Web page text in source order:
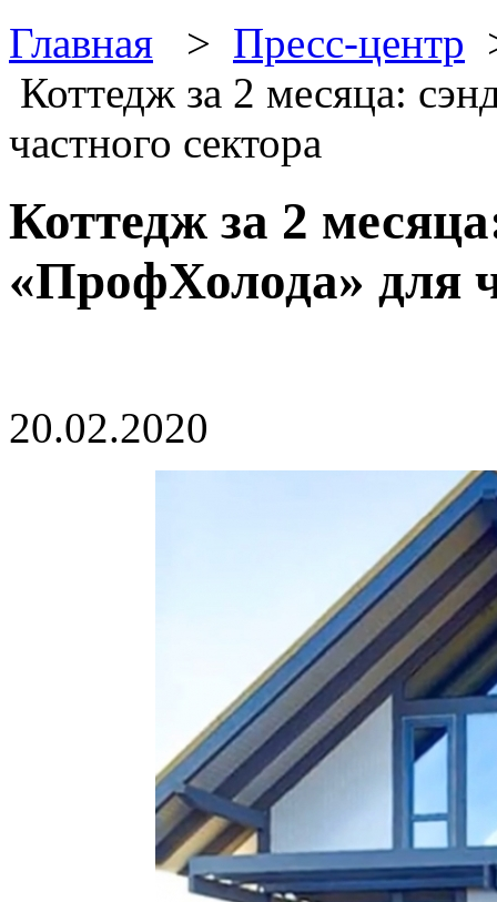
Главная > Пресс-центр
Коттедж за 2 месяца:
частного сектора
Коттедж за 2
«ПрофХолода» для
20.02.2020